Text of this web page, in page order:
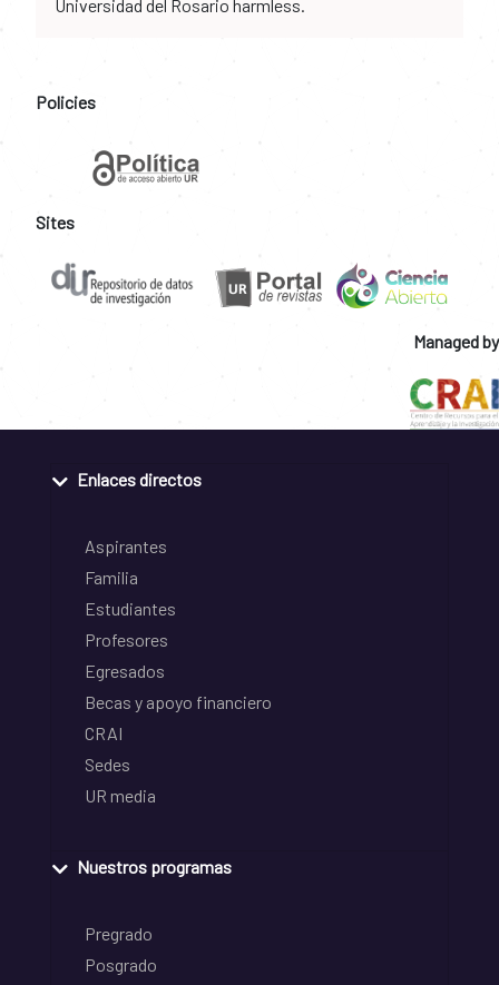
Universidad del Rosario harmless.
Policies
Sites
Managed by
Enlaces directos
Aspirantes
Familia
Estudiantes
Profesores
Egresados
Becas y apoyo financiero
CRAI
Sedes
UR media
Nuestros programas
Pregrado
Posgrado